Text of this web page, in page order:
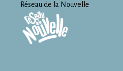
Réseau de la Nouvelle